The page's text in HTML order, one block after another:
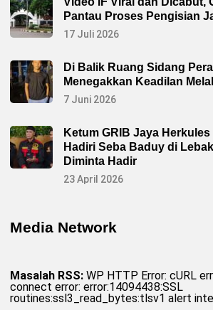
Pantau Proses Pengisian
17 Juli 2026
Di Balik Ruang Sidang
Menegakkan Keadilan
7 Juni 2026
Ketum GRIB Jaya
Hadiri Seba Baduy di
Diminta Hadir
23 April 2026
Media Network
Masalah RSS: WP HTTP Error: cURL
connect error: error:14094438:SSL
routines:ssl3_read_bytes:tlsv1 alert